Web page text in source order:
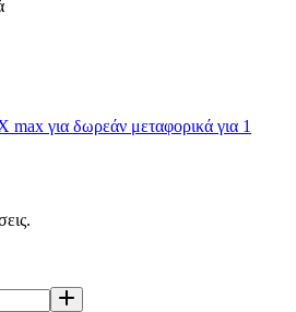
για δωρεάν μεταφορικά για 1